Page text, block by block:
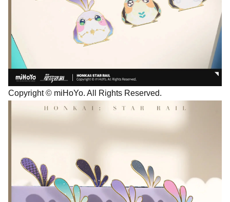
Copyright © miHoYo. All Rights Reserved.